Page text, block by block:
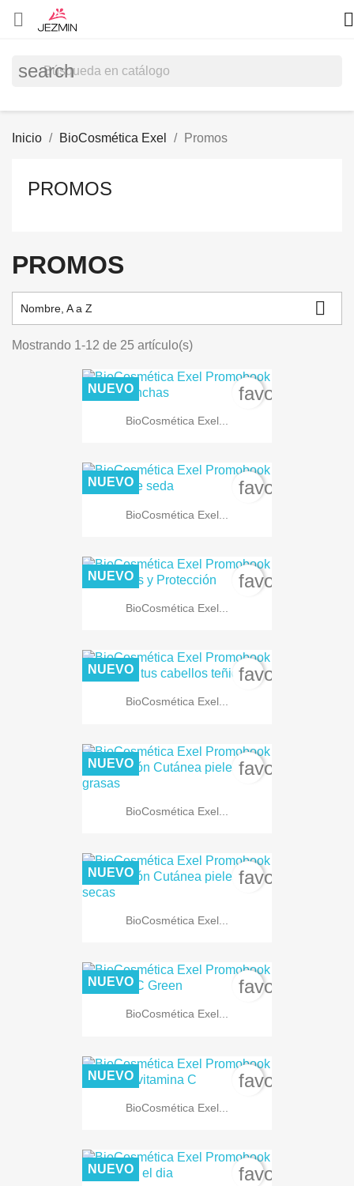
 
search
Inicio BioCosmética Exel Promos
PROMOS
PROMOS
Nombre, A a Z 
Mostrando 1-12 de 25 artículo(s)
BioCosmética Exel...
NUEVO
BioCosmética Exel...
NUEVO
BioCosmética Exel...
NUEVO
BioCosmética Exel...
NUEVO
BioCosmética Exel...
NUEVO
BioCosmética Exel...
NUEVO
BioCosmética Exel...
NUEVO
BioCosmética Exel...
NUEVO
NUEVO